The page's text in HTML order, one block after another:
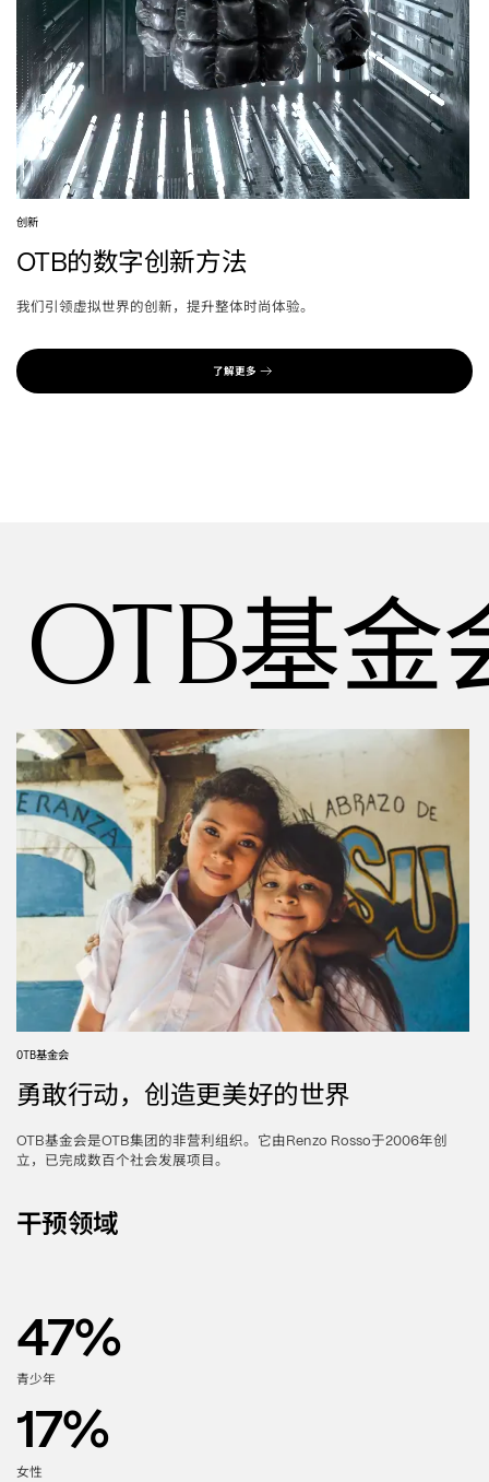
创新
OTB的数字创新方法
我们引领虚拟世界的创新，提升整体时尚体验。
了解更多
OTB基金
OTB基金会
勇敢行动，创造更美好的世界
OTB基金会是OTB集团的非营利组织。它由Renzo Rosso于2006年创
立，已完成数百个社会发展项目。
干预领域
47%
青少年
17%
女性